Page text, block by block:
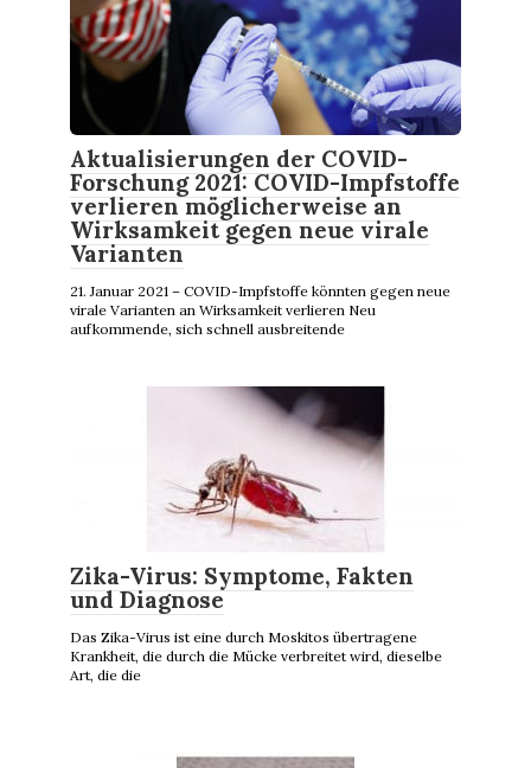
Aktualisierungen der COVID-
Forschung 2021: COVID-Impfstoffe
verlieren möglicherweise an
Wirksamkeit gegen neue virale
Varianten
21. Januar 2021 – COVID-Impfstoffe könnten gegen neue
virale Varianten an Wirksamkeit verlieren Neu
aufkommende, sich schnell ausbreitende
Zika-Virus: Symptome, Fakten
und Diagnose
Das Zika-Virus ist eine durch Moskitos übertragene
Krankheit, die durch die Mücke verbreitet wird, dieselbe
Art, die die